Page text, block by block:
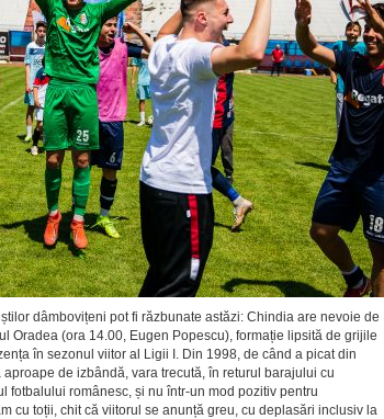
dâmbovițeni pot fi răzbunate astăzi: Chindia are nevoie de
Oradea (ora 14.00, Eugen Popescu), formație lipsită de grijile
în sezonul viitor al Ligii I. Din 1998, de când a picat din
de izbândă, vara trecută, în returul barajului cu
fotbalului românesc, și nu într-un mod pozitiv pentru
cu toții, chit că viitorul se anunță greu, cu deplasări inclusiv la